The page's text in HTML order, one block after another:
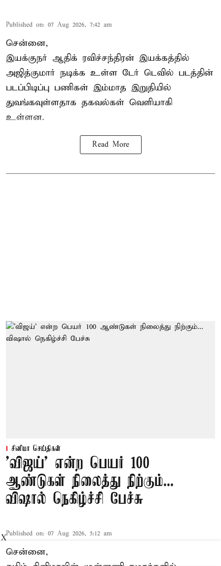
Published on: 07 Aug 2026, 7:42 am
சென்னை,
இயக்குநர் ஆதிக் ரவிச்சந்திரன் இயக்கத்தில்
அஜித்குமார் நடிக்க உள்ள டேர் டெவில் படத்தின்
படப்பிடிப்பு பணிகள் இம்மாத இறுதியில்
துவங்கவுள்ளதாக தகவல்கள் வெளியாகி
உள்ளன.
Read More
சினிமா செய்திகள்
'விஜய்' என்ற பெயர் 100
ஆண்டுகள் நிலைத்து நிற்கும்...
விஷால் நெகிழ்ச்சி பேச்சு
Published on: 07 Aug 2026, 5:12 am
சென்னை,
X